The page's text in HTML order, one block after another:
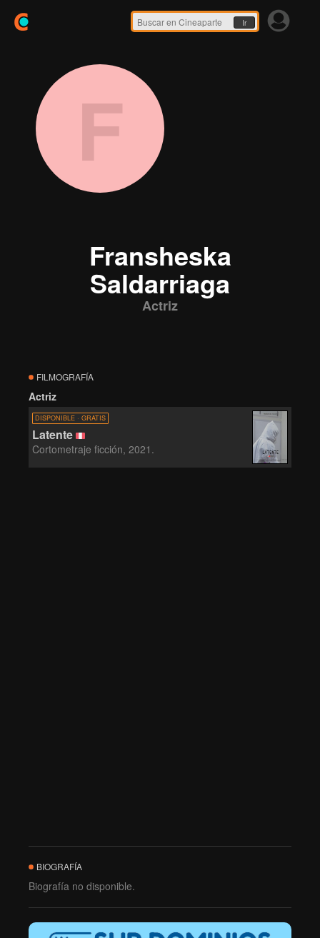
Ir
F
Fransheska
Saldarriaga
Actriz
FILMOGRAFÍA
Actriz
DISPONIBLE · GRATIS
Latente
Cortometraje ficción, 2021.
BIOGRAFÍA
Biografía no disponible.